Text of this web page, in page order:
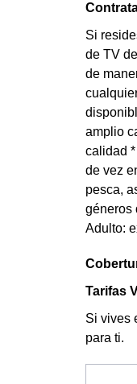
Si
de TV
de
amplio
calidad
de vez
pesca,
géneros
Adulto:
Tarifas
Si vives
para ti.